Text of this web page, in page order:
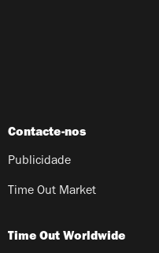
Contacte-nos
Publicidade
Time Out Market
Time Out Worldwide